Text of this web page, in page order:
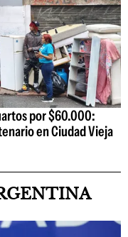
por $60.000:
en Ciudad Vieja